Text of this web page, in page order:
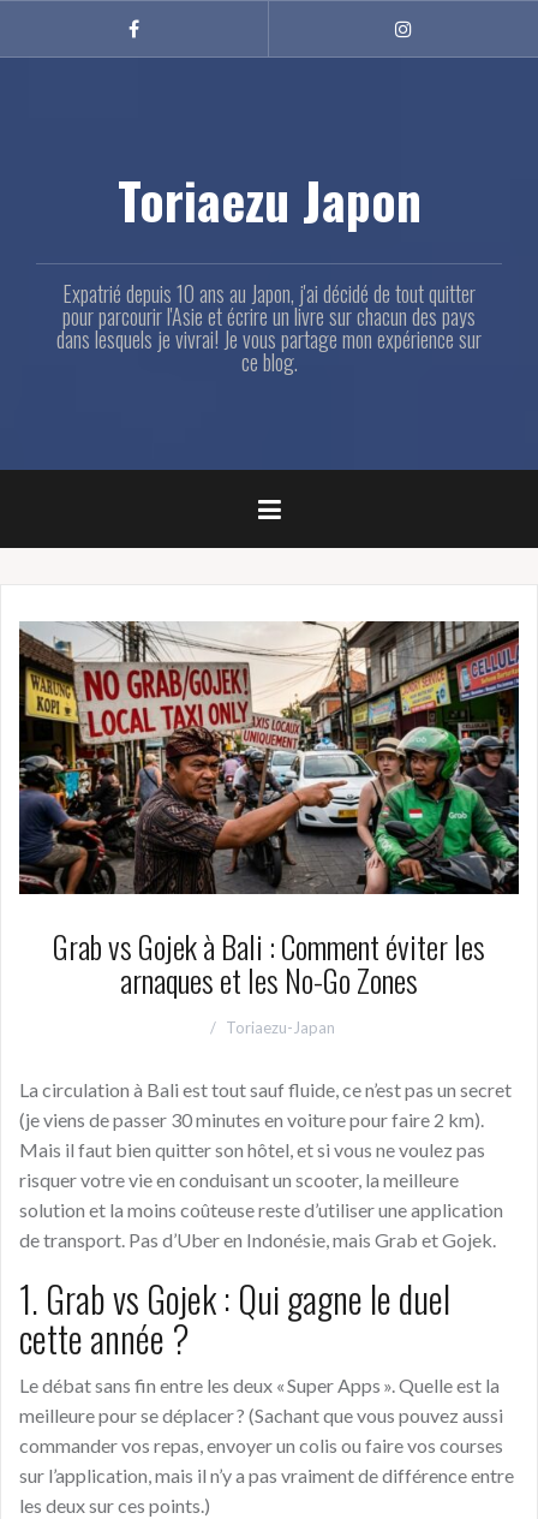
Facebook
Toriaezu Japon
Expatrié depuis 10 ans au Japon, j'ai décidé de tout quitter
pour parcourir l'Asie et écrire un livre sur chacun des pays
dans lesquels je vivrai! Je vous partage mon expérience sur
ce blog.
Grab vs Gojek à Bali : Comment éviter les
arnaques et les No-Go Zones
Toriaezu-Japan
La circulation à Bali est tout sauf fluide, ce n’est pas un secret
(je viens de passer 30 minutes en voiture pour faire 2 km).
Mais il faut bien quitter son hôtel, et si vous ne voulez pas
risquer votre vie en conduisant un scooter, la meilleure
solution et la moins coûteuse reste d’utiliser une application
de transport. Pas d’Uber en Indonésie, mais Grab et Gojek.
1. Grab vs Gojek : Qui gagne le duel
cette année ?
Le débat sans fin entre les deux « Super Apps ». Quelle est la
meilleure pour se déplacer ? (Sachant que vous pouvez aussi
commander vos repas, envoyer un colis ou faire vos courses
sur l’application, mais il n’y a pas vraiment de différence entre
les deux sur ces points.)